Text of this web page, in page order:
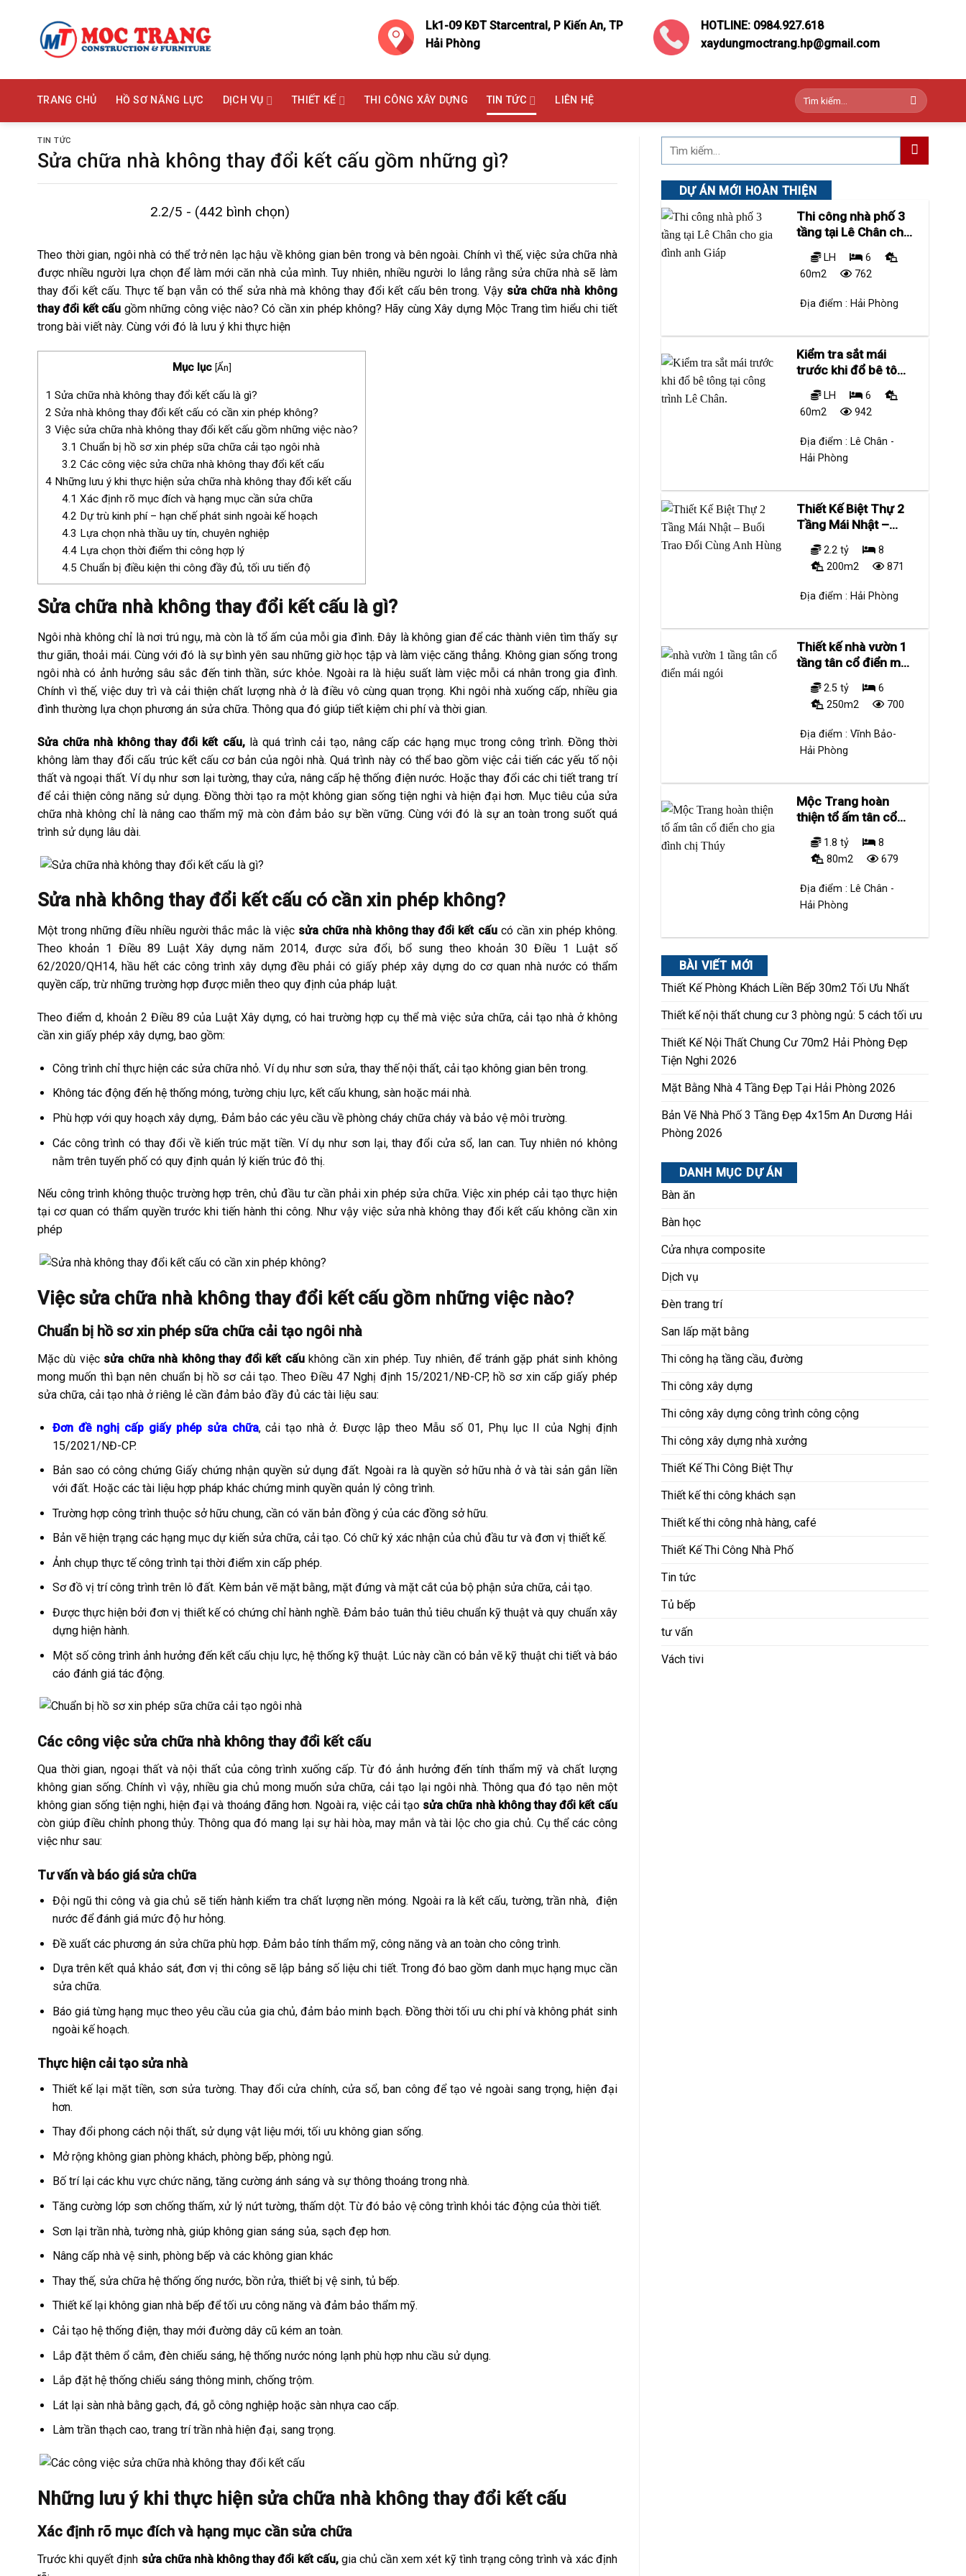
Lk1-09 KĐT Starcentral, P Kiến An, TP
Hải Phòng
HOTLINE: 0984.927.618
xaydungmoctrang.hp@gmail.com
TRANG CHỦ HỒ SƠ NĂNG LỰC DỊCH VỤ THIẾT KẾ THI CÔNG XÂY DỰNG TIN TỨC LIÊN HỆ
Tìm
kiếm:
TIN TỨC
Sửa chữa nhà không thay đổi kết cấu gồm những gì?
2.2/5 - (442 bình chọn)
Theo thời gian, ngôi nhà có thể trở nên lạc hậu về không gian bên trong và bên ngoài. Chính vì thế, việc sửa chữa nhà
được nhiều người lựa chọn để làm mới căn nhà của mình. Tuy nhiên, nhiều người lo lắng rằng sửa chữa nhà sẽ làm
thay đổi kết cấu. Thực tế bạn vẫn có thể sửa nhà mà không thay đổi kết cấu bên trong. Vậy sửa chữa nhà không
thay đổi kết cấu gồm những công việc nào? Có cần xin phép không? Hãy cùng Xây dựng Mộc Trang tìm hiểu chi tiết
trong bài viết này. Cùng với đó là lưu ý khi thực hiện
Mục lục [Ẩn]
1 Sửa chữa nhà không thay đổi kết cấu là gì?
2 Sửa nhà không thay đổi kết cấu có cần xin phép không?
3 Việc sửa chữa nhà không thay đổi kết cấu gồm những việc nào?
3.1 Chuẩn bị hồ sơ xin phép sữa chữa cải tạo ngôi nhà
3.2 Các công việc sửa chữa nhà không thay đổi kết cấu
4 Những lưu ý khi thực hiện sửa chữa nhà không thay đổi kết cấu
4.1 Xác định rõ mục đích và hạng mục cần sửa chữa
4.2 Dự trù kinh phí – hạn chế phát sinh ngoài kế hoạch
4.3 Lựa chọn nhà thầu uy tín, chuyên nghiệp
4.4Lựa chọn thời điểm thi công hợp lý
4.5 Chuẩn bị điều kiện thi công đầy đủ, tối ưu tiến độ
Sửa chữa nhà không thay đổi kết cấu là gì?
Ngôi nhà không chỉ là nơi trú ngụ, mà còn là tổ ấm của mỗi gia đình. Đây là không gian để các thành viên tìm thấy sự
thư giãn, thoải mái. Cùng với đó là sự bình yên sau những giờ học tập và làm việc căng thẳng. Không gian sống trong
ngôi nhà có ảnh hưởng sâu sắc đến tinh thần, sức khỏe. Ngoài ra là hiệu suất làm việc mỗi cá nhân trong gia đình.
Chính vì thế, việc duy trì và cải thiện chất lượng nhà ở là điều vô cùng quan trọng. Khi ngôi nhà xuống cấp, nhiều gia
đình thường lựa chọn phương án sửa chữa. Thông qua đó giúp tiết kiệm chi phí và thời gian.
Sửa chữa nhà không thay đổi kết cấu,là quá trình cải tạo, nâng cấp các hạng mục trong công trình. Đồng thời
không làm thay đổi cấu trúc kết cấu cơ bản của ngôi nhà. Quá trình này có thể bao gồm việc cải tiến các yếu tố nội
thất và ngoại thất. Ví dụ như sơn lại tường, thay cửa, nâng cấp hệ thống điện nước. Hoặc thay đổi các chi tiết trang trí
để cải thiện công năng sử dụng. Đồng thời tạo ra một không gian sống tiện nghi và hiện đại hơn. Mục tiêu của sửa
chữa nhà không chỉ là nâng cao thẩm mỹ mà còn đảm bảo sự bền vững. Cùng với đó là sự an toàn trong suốt quá
trình sử dụng lâu dài.
Sửa nhà không thay đổi kết cấu có cần xin phép không?
Một trong những điều nhiều người thắc mắc là việc sửa chữa nhà không thay đổi kết cấucó cần xin phép không.
Theo khoản 1 Điều 89 Luật Xây dựng năm 2014, được sửa đổi, bổ sung theo khoản 30 Điều 1 Luật số
62/2020/QH14, hầu hết các công trình xây dựng đều phải có giấy phép xây dựng do cơ quan nhà nước có thẩm
quyền cấp, trừ những trường hợp được miễn theo quy định của pháp luật.
Theo điểm d, khoản 2 Điều 89 của Luật Xây dựng, có hai trường hợp cụ thể mà việc sửa chữa, cải tạo nhà ở không
cần xin giấy phép xây dựng, bao gồm:
Công trình chỉ thực hiện các sửa chữa nhỏ. Ví dụ như sơn sửa, thay thế nội thất, cải tạo không gian bên trong.
Không tác động đến hệ thống móng, tường chịu lực, kết cấu khung, sàn hoặc mái nhà.
Phù hợp với quy hoạch xây dựng,. Đảm bảo các yêu cầu về phòng cháy chữa cháy và bảo vệ môi trường.
Các công trình có thay đổi về kiến trúc mặt tiền. Ví dụ như sơn lại, thay đổi cửa sổ, lan can. Tuy nhiên nó không
nằm trên tuyến phố có quy định quản lý kiến trúc đô thị.
Nếu công trình không thuộc trường hợp trên, chủ đầu tư cần phải xin phép sửa chữa. Việc xin phép cải tạo thực hiện
tại cơ quan có thẩm quyền trước khi tiến hành thi công. Như vậy việc sửa nhà không thay đổi kết cấu không cần xin
phép
Việc sửa chữa nhà không thay đổi kết cấu gồm những việc nào?
Chuẩn bị hồ sơ xin phép sữa chữa cải tạo ngôi nhà
Mặc dù việc sửa chữa nhà không thay đổi kết cấukhông cần xin phép. Tuy nhiên, để tránh gặp phát sinh không
mong muốn thì bạn nên chuẩn bị hồ sơ cải tạo. Theo Điều 47 Nghị định 15/2021/NĐ-CP, hồ sơ xin cấp giấy phép
sửa chữa, cải tạo nhà ở riêng lẻ cần đảm bảo đầy đủ các tài liệu sau:
Đơn đề nghị cấp giấy phép sửa chữa, cải tạo nhà ở. Được lập theo Mẫu số 01, Phụ lục II của Nghị định
15/2021/NĐ-CP.
Bản sao có công chứng Giấy chứng nhận quyền sử dụng đất. Ngoài ra là quyền sở hữu nhà ở và tài sản gắn liền
với đất. Hoặc các tài liệu hợp pháp khác chứng minh quyền quản lý công trình.
Trường hợp công trình thuộc sở hữu chung, cần có văn bản đồng ý của các đồng sở hữu.
Bản vẽ hiện trạng các hạng mục dự kiến sửa chữa, cải tạo. Có chữ ký xác nhận của chủ đầu tư và đơn vị thiết kế.
Ảnh chụp thực tế công trình tại thời điểm xin cấp phép.
Sơ đồ vị trí công trình trên lô đất. Kèm bản vẽ mặt bằng, mặt đứng và mặt cắt của bộ phận sửa chữa, cải tạo.
Được thực hiện bởi đơn vị thiết kế có chứng chỉ hành nghề. Đảm bảo tuân thủ tiêu chuẩn kỹ thuật và quy chuẩn xây
dựng hiện hành.
Một số công trình ảnh hưởng đến kết cấu chịu lực, hệ thống kỹ thuật. Lúc này cần có bản vẽ kỹ thuật chi tiết và báo
cáo đánh giá tác động.
Các công việc sửa chữa nhà không thay đổi kết cấu
Qua thời gian, ngoại thất và nội thất của công trình xuống cấp. Từ đó ảnh hưởng đến tính thẩm mỹ và chất lượng
không gian sống. Chính vì vậy, nhiều gia chủ mong muốn sửa chữa, cải tạo lại ngôi nhà. Thông qua đó tạo nên một
không gian sống tiện nghi, hiện đại và thoáng đãng hơn. Ngoài ra, việc cải tạo sửa chữa nhà không thay đổi kết cấu
còn giúp điều chỉnh phong thủy. Thông qua đó mang lại sự hài hòa, may mắn và tài lộc cho gia chủ. Cụ thể các công
việc như sau:
Tư vấn và báo giá sửa chữa
Đội ngũ thi công và gia chủ sẽ tiến hành kiểm tra chất lượng nền móng. Ngoài ra là kết cấu, tường, trần nhà, điện
nước để đánh giá mức độ hư hỏng.
Đề xuất các phương án sửa chữa phù hợp. Đảm bảo tính thẩm mỹ, công năng và an toàn cho công trình.
Dựa trên kết quả khảo sát, đơn vị thi công sẽ lập bảng số liệu chi tiết. Trong đó bao gồm danh mục hạng mục cần
sửa chữa.
Báo giá từng hạng mục theo yêu cầu của gia chủ, đảm bảo minh bạch. Đồng thời tối ưu chi phí và không phát sinh
ngoài kế hoạch.
Thực hiện cải tạo sửa nhà
Thiết kế lại mặt tiền, sơn sửa tường. Thay đổi cửa chính, cửa sổ, ban công để tạo vẻ ngoài sang trọng, hiện đại
hơn.
Thay đổi phong cách nội thất, sử dụng vật liệu mới, tối ưu không gian sống.
Mở rộng không gian phòng khách, phòng bếp, phòng ngủ.
Bố trí lại các khu vực chức năng, tăng cường ánh sáng và sự thông thoáng trong nhà.
Tăng cường lớp sơn chống thấm, xử lý nứt tường, thấm dột. Từ đó bảo vệ công trình khỏi tác động của thời tiết.
Sơn lại trần nhà, tường nhà, giúp không gian sáng sủa, sạch đẹp hơn.
Nâng cấp nhà vệ sinh, phòng bếp và các không gian khác
Thay thế, sửa chữa hệ thống ống nước, bồn rửa, thiết bị vệ sinh, tủ bếp.
Thiết kế lại không gian nhà bếp để tối ưu công năng và đảm bảo thẩm mỹ.
Cải tạo hệ thống điện, thay mới đường dây cũ kém an toàn.
Lắp đặt thêm ổ cắm, đèn chiếu sáng, hệ thống nước nóng lạnh phù hợp nhu cầu sử dụng.
Lắp đặt hệ thống chiếu sáng thông minh, chống trộm.
Lát lại sàn nhà bằng gạch, đá, gỗ công nghiệp hoặc sàn nhựa cao cấp.
Làm trần thạch cao, trang trí trần nhà hiện đại, sang trọng.
Những lưu ý khi thực hiện sửa chữa nhà không thay đổi kết cấu
Xác định rõ mục đích và hạng mục cần sửa chữa
Trước khi quyết định sửa chữa nhà không thay đổi kết cấu,gia chủ cần xem xét kỹ tình trạng công trình và xác định
DỰ ÁN MỚI HOÀN THIỆN
Thi công nhà phố 3
tầng tại Lê Chân cho
LH
6
60m2
762
Địa điểm : Hải Phòng
Kiểm tra sắt mái
trước khi đổ bê tông
Chân.LH
6
60m2
942
Địa điểm : Lê Chân -
Hải Phòng
Thiết Kế Biệt Thự 2
Tầng Mái Nhật –
Anh Hùng
2.2 tỷ
8
200m2
871
Địa điểm : Hải Phòng
Thiết kế nhà vườn 1
tầng tân cổ điển mái
2.5 tỷ
6
250m2
700
Địa điểm :Vĩnh Bảo-
Hải Phòng
Mộc Trang hoàn
thiện tổ ấm tân cổ
chị Thúy
1.8 tỷ
8
80m2
679
Địa điểm : Lê Chân -
Hải Phòng
BÀI VIẾT MỚI
Thiết Kế Phòng Khách Liền Bếp 30m2 Tối Ưu Nhất
Thiết kế nội thất chung cư 3 phòng ngủ: 5 cách tối ưu
Thiết Kế Nội Thất Chung Cư 70m2 Hải Phòng Đẹp
Tiện Nghi 2026
Mặt Bằng Nhà 4 Tầng Đẹp Tại Hải Phòng 2026
Bản Vẽ Nhà Phố 3 Tầng Đẹp 4x15m An Dương Hải
Phòng 2026
DANH MỤC DỰ ÁN
Bàn ăn
Bàn học
Cửa nhựa composite
Dịch vụ
Đèn trang trí
San lấp mặt bằng
Thi công hạ tầng cầu, đường
Thi công xây dựng
Thi công xây dựng công trình công cộng
Thi công xây dựng nhà xưởng
Thiết Kế Thi Công Biệt Thự
Thiết kế thi công khách sạn
Thiết kế thi công nhà hàng, café
Thiết Kế Thi Công Nhà Phố
Tin tức
Tủ bếp
tư vấn
Vách tivi